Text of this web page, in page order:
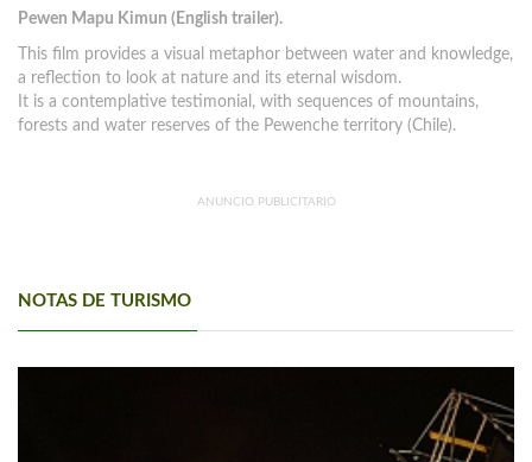
Pewen Mapu Kimun (English trailer).
This film provides a visual metaphor between water and knowledge,
a reflection to look at nature and its eternal wisdom.
It is a contemplative testimonial, with sequences of mountains,
forests and water reserves of the Pewenche territory (Chile).
ANUNCIO PUBLICITARIO
NOTAS DE TURISMO